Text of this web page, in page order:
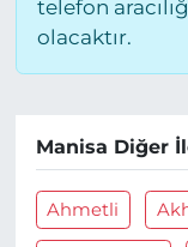
telefon
olacaktır.
Manisa Diğer
Ahmetli